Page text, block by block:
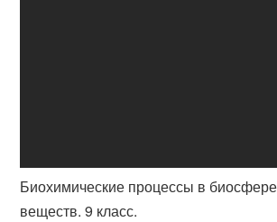
Биохимические процессы в биосфере
веществ. 9 класс.